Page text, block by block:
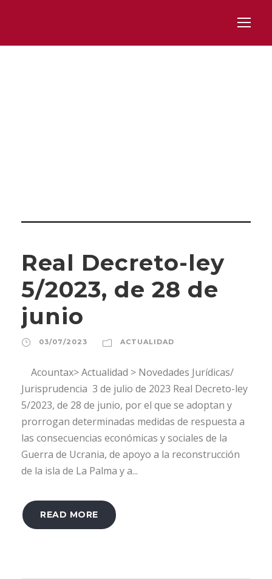
Real Decreto-ley
5/2023, de 28 de
junio
03/07/2023 ACTUALIDAD
Acountax> Actualidad > Novedades Jurídicas/
Jurisprudencia 3 de julio de 2023 Real Decreto-ley
5/2023, de 28 de junio, por el que se adoptan y
prorrogan determinadas medidas de respuesta a
las consecuencias económicas y sociales de la
Guerra de Ucrania, de apoyo a la reconstrucción
de la isla de La Palma y a...
READ MORE